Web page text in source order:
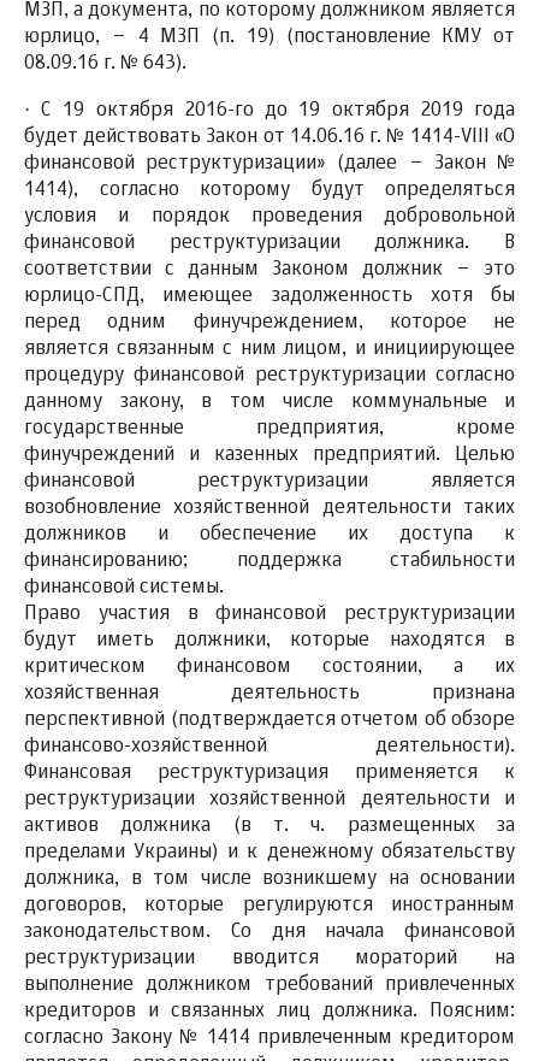
МЗП, а документа, по которому должником является
юрлицо, – 4 МЗП (п. 19) (постановление КМУ от
08.09.16 г. № 643).
·С 19 октября 2016-го до 19 октября 2019 года
будет действовать Закон от 14.06.16 г. № 1414-VIII «О
финансовой реструктуризации» (далее – Закон №
1414), согласно которому
будут определяться
условия и порядок проведения добровольной
финансовой реструктуризациидолжника.
В
соответствии с данным Законом должник – это
юрлицо-СПД, имеющее задолженность хотя бы
перед одним финучреждением, которое не
является связанным с ним лицом, и инициирующее
процедуру финансовой реструктуризации согласно
данному закону, в том числе коммунальные и
государственные предприятия, кроме
финучреждений и казенных предприятий. Целью
финансовой реструктуризации является
возобновление хозяйственной деятельности таких
должников и обеспечение их доступа к
финансированию; поддержка стабильности
финансовой системы.
Право участия в финансовой реструктуризации
будут иметь должники, которые находятся в
критическом финансовом состоянии, а их
хозяйственная деятельность признана
перспективной (подтверждается отчетом об обзоре
финансово-хозяйственной деятельности).
Финансовая реструктуризация применяется к
реструктуризации хозяйственной деятельности и
активов должника (в т. ч. размещенных за
пределами Украины) и к денежному обязательству
должника, в том числе возникшему на основании
договоров, которые регулируются иностранным
законодательством. Со дня начала финансовой
реструктуризации вводится мораторий на
выполнение
должником требований привлеченных
кредиторов и связанных лиц должника. Поясним:
согласно Закону № 1414 привлеченным кредитором